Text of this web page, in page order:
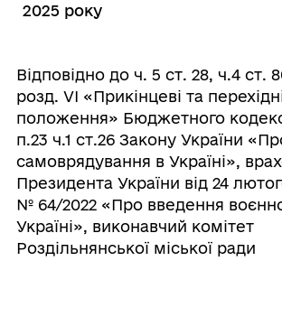
2025 року
Відповідно до ч. 5 ст. 28, ч.4 ст.
розд. VI «Прикінцеві та
положення» Бюджетного
п.23 ч.1 ст.26 Закону України
самоврядування в Україні»,
Президента України від 24
№ 64/2022 «Про введення
Україні», виконавчий комітет
Роздільнянської міської ради